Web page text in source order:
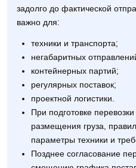
задолго до фактической
важно для:
техники и транспорта;
негабаритных
контейнерных партий;
регулярных поставок;
проектной логистики.
При подготовке
размещения груза,
параметры техники и
Позднее согласование